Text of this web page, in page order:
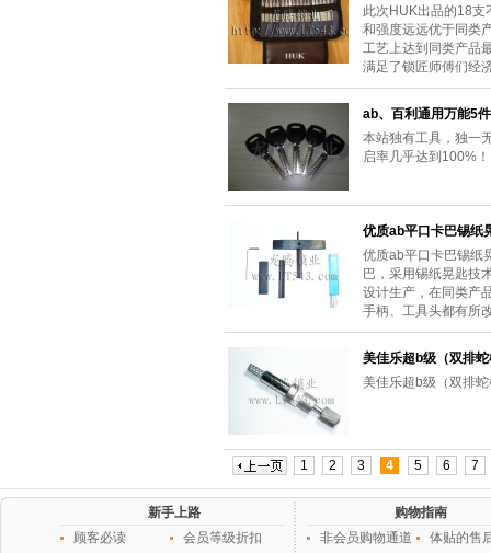
此次HUK出品的18支
和强度远远优于同类
工艺上达到同类产品
满足了锁匠师傅们经
ab、百利通用万能5
本站独有工具，独一
启率几乎达到100%！
优质ab平口卡巴锡纸
优质ab平口卡巴锡纸
巴，采用锡纸晃匙技
设计生产，在同类产
手柄、工具头都有所
美佳乐超b级（双排
美佳乐超b级（双排
1 2 3 4 5 6 7
新手上路
顾客必读
会员等级折扣
购物指南
非会员购物通道
体贴的售